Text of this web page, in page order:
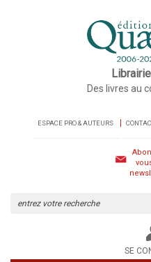
Des livres au
ESPACE PRO & AUTEURS
SE